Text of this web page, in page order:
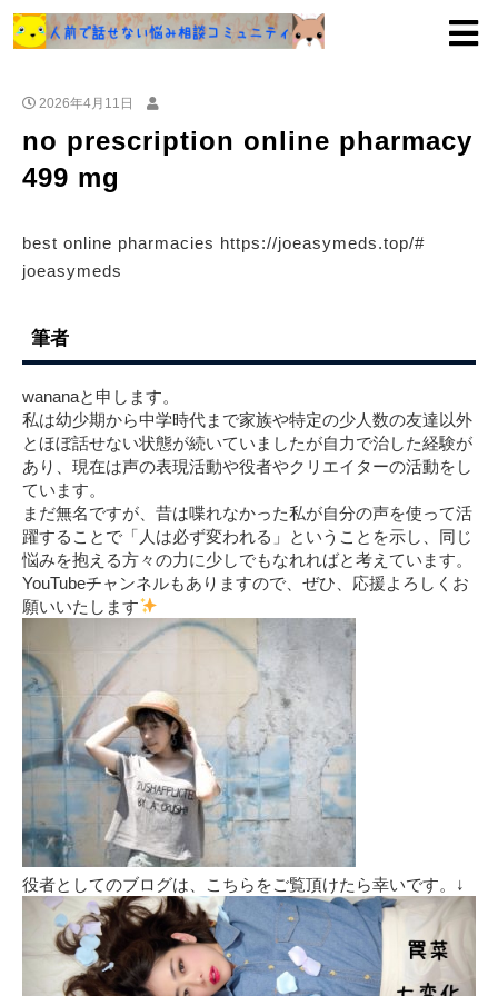
2026年4月11日
no prescription online pharmacy
499 mg
best online pharmacies https://joeasymeds.top/#
joeasymeds
筆者
wananaと申します。
私は幼少期から中学時代まで家族や特定の少人数の友達以外
とほぼ話せない状態が続いていましたが自力で治した経験が
あり、現在は声の表現活動や役者やクリエイターの活動をし
ています。
まだ無名ですが、昔は喋れなかった私が自分の声を使って活
躍することで「人は必ず変われる」ということを示し、同じ
悩みを抱える方々の力に少しでもなれればと考えています。
YouTubeチャンネルもありますので、ぜひ、応援よろしくお
願いいたします
役者としてのブログは、こちらをご覧頂けたら幸いです。↓